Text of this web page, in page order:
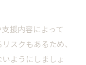
援内容によって
スクもあるため、
ようにしましょ